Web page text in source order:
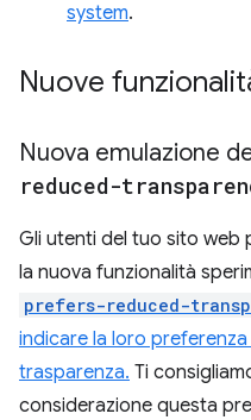
system.
Nuove
Nuova emulazione
reduced-
Gli utenti del tuo sito web
la nuova funzionalità
prefers-reduced-
indicare la loro
trasparenza. Ti
considerazione questa